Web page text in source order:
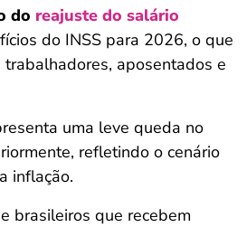
do reajuste do salário
do INSS para 2026, o que
aposentados e
uma leve queda no
refletindo o cenário
inflação.
brasileiros que recebem